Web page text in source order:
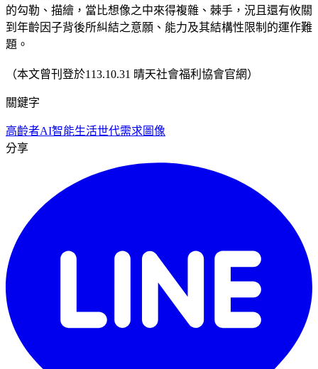
的勾勒、描繪，當比想像之中來得複雜、棘手，況且還有攸關
到年齡因子背後所糾結之意願、能力及其結構性限制的運作難
題。
（本文曾刊登於113.10.31 晴天社會福利協會官網）
關鍵字
高齡者AI智能生活世代需求圖像
分享